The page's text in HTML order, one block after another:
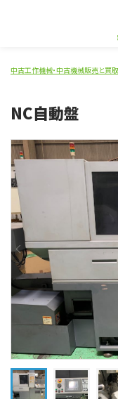
中古工作機械・中古機械販売と買取
NC自動盤